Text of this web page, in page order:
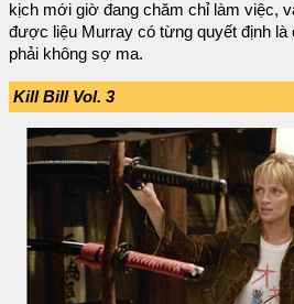
kịch mới giờ đang chăm chỉ làm việc,
được liệu Murray có từng quyết định là
phải không sợ ma.
Kill Bill Vol. 3